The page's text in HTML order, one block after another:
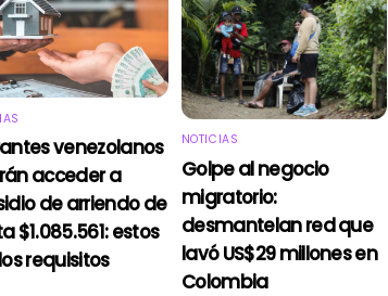
venezolanos
acceder a
de arriendo de
$1.085.561: estos
requisitos
NOTICIAS
Golpe al negocio
migratorio:
desmantelan red que
lavó US$29 millones en
Colombia